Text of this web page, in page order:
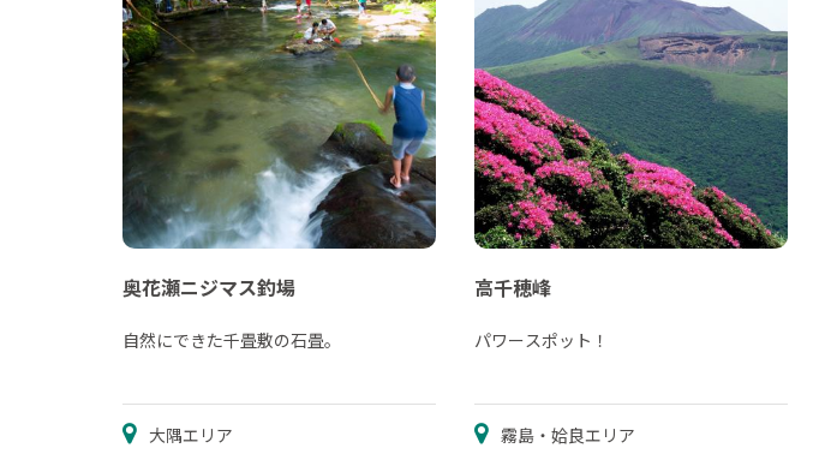
奥花瀬ニジマス釣場
自然にできた千畳敷の石畳。
大隅エリア
高千穂峰
パワースポット！
霧島・姶良エリア